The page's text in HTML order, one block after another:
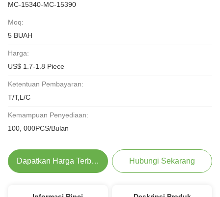
MC-15340-MC-15390
Moq:
5 BUAH
Harga:
US$ 1.7-1.8 Piece
Ketentuan Pembayaran:
T/T,L/C
Kemampuan Penyediaan:
100, 000PCS/Bulan
Dapatkan Harga Terbaik Hubungi Sekarang